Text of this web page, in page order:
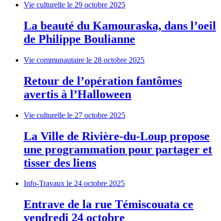
Vie culturelle le 29 octobre 2025
La beauté du Kamouraska, dans l’oeil
de Philippe Boulianne
Vie communautaire le 28 octobre 2025
Retour de l’opération fantômes
avertis à l’Halloween
Vie culturelle le 27 octobre 2025
La Ville de Rivière-du-Loup propose
une programmation pour partager et
tisser des liens
Info-Travaux le 24 octobre 2025
Entrave de la rue Témiscouata ce
vendredi 24 octobre